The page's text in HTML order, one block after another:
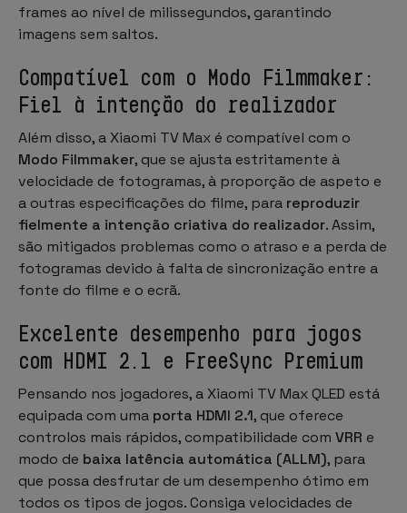
frames ao nível de milissegundos, garantindo
imagens sem saltos.
Compatível com o Modo Filmmaker:
Fiel à intenção do realizador
Além disso, a Xiaomi TV Max é compatível com o
Modo Filmmaker, que se ajusta estritamente à
velocidade de fotogramas, à proporção de aspeto e
a outras especificações do filme, para reproduzir
fielmente a intenção criativa do realizador. Assim,
são mitigados problemas como o atraso e a perda de
fotogramas devido à falta de sincronização entre a
fonte do filme e o ecrã.
Excelente desempenho para jogos
com HDMI 2.1 e FreeSync Premium
Pensando nos jogadores, a Xiaomi TV Max QLED está
equipada com uma porta HDMI 2.1, que oferece
controlos mais rápidos, compatibilidade com VRR e
modo de baixa latência automática (ALLM), para
que possa desfrutar de um desempenho ótimo em
todos os tipos de jogos. Consiga velocidades de